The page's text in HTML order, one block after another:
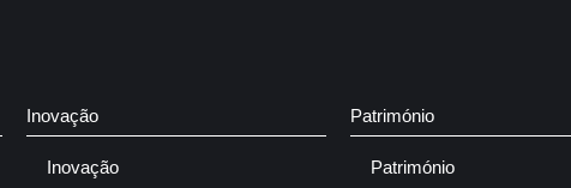
Inovação
Inovação
Património
Património